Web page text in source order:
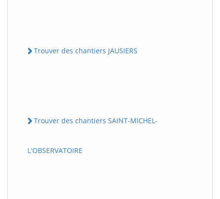
Trouver des chantiers JAUSIERS
Trouver des chantiers SAINT-MICHEL-
L'OBSERVATOIRE